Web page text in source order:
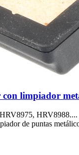
limpiador
HRV8988....
de puntas